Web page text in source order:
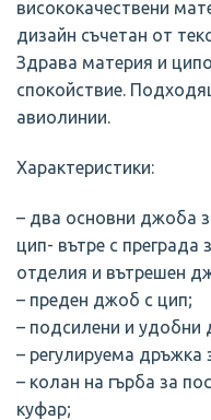
висококачествени
дизайн съчетан от
Здрава материя и
спокойствие.
авиолинии.
Характеристики:
– два основни джоба
цип- вътре с преграда
отделия и вътрешен
– преден джоб с цип;
– подсилени и удобни
– регулируема дръжка
– колан на гърба за
куфар;